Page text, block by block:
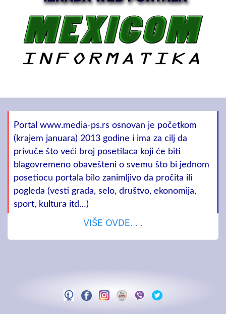
Portal www.media-ps.rs osnovan je početkom
(krajem januara) 2013 godine i ima za cilj da
privuče što veći broj posetilaca koji će biti
blagovremeno obavešteni o svemu što bi jednom
posetiocu portala bilo zanimljivo da pročita ili
pogleda (vesti grada, selo, društvo, ekonomija,
sport, kultura itd…)
VIŠE OVDE. . .